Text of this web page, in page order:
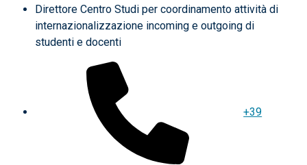
Direttore Centro Studi per coordinamento attività di
internazionalizzazione incoming e outgoing di
studenti e docenti
+39